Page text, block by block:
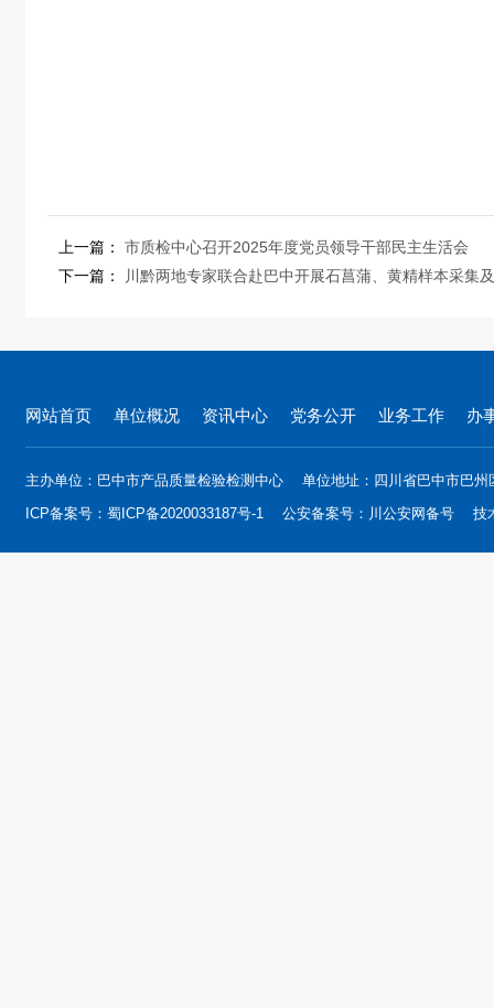
上一篇： 市质检中心召开2025年度党员领导干部民主生活会
下一篇：
川黔两地专家联合赴巴中开展石菖蒲、黄精样本采集
网站首页 单位概况 资讯中心 党务公开 业务工作 办
主办单位：巴中市产品质量检验检测中心
单位地址：四川省巴中市巴
ICP备案号： 蜀ICP备2020033187号-1 公安备案号： 川公安网备号 技